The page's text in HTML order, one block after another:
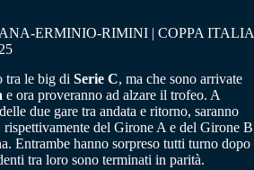
ERMINIO-RIMINI | COPPA ITALIA
tra le big di Serie C, ma che sono arrivate
e ora proveranno ad alzare il trofeo. A
due gare tra andata e ritorno, saranno
rispettivamente del Girone A e del Girone B
Entrambe hanno sorpreso tutti turno dopo
tra loro sono terminati in parità.